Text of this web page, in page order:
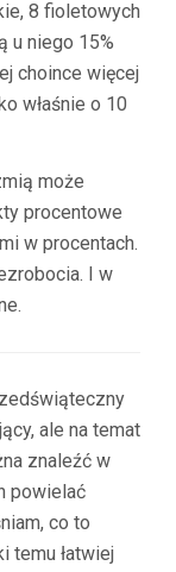
8 fioletowych
u niego 15%
choince więcej
właśnie o 10
może
procentowe
w procentach.
I w
ale na temat
znaleźć w
powielać
co to
temu łatwiej